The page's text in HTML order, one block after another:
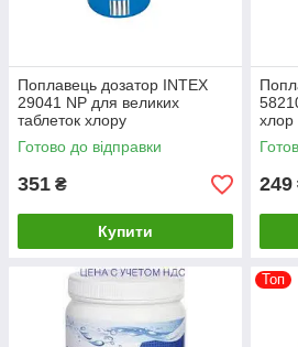
Поплавець дозатор INTEX
29041 NP для великих
таблеток хлору
Готово до відправки
351 ₴
Купити
хлор
249
Топ